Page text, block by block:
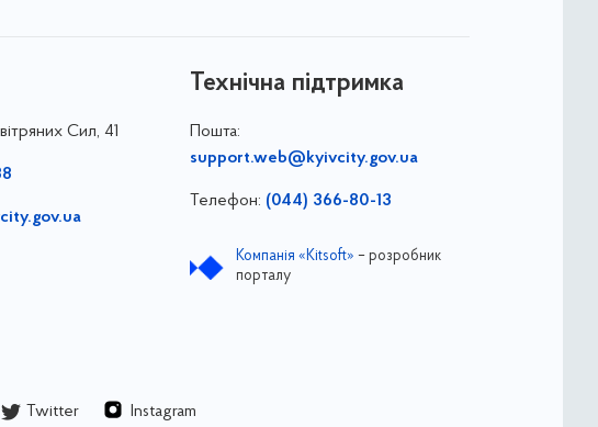
Сил, 41
Технічна підтримка
Пошта:
support.web@kyivcity.gov.ua
Телефон: (044) 366-80-13
Компанія «Kitsoft» – розробник
порталу
Twitter Instagram